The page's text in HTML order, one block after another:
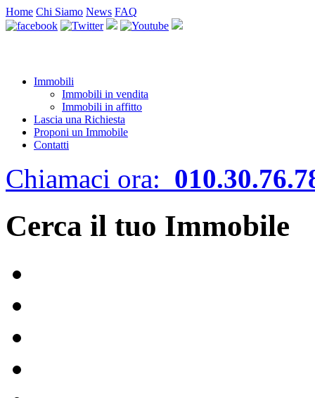
Home Chi Siamo News FAQ
Immobili
Immobili in vendita
Immobili in affitto
Lascia una Richiesta
Proponi un Immobile
Contatti
Chiamaci ora:
Cerca il tuo Immobile